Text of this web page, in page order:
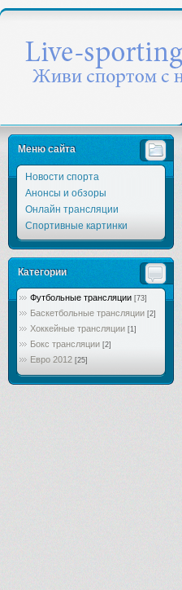
Меню сайта
Новости спорта
Анонсы и обзоры
Онлайн трансляции
Спортивные картинки
Категории
Футбольные трансляции [73]
Баскетбольные трансляции [2]
Хоккейные трансляции [1]
Бокс трансляции [2]
Евро 2012 [25]